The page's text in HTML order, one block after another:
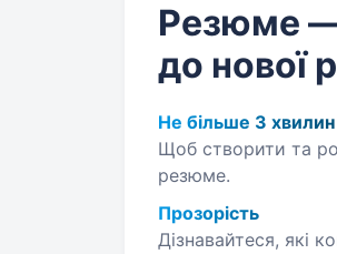
Резюме
до нової
Не більше 3 хвилин
Щоб створити та
резюме.
Прозорість
Дізнавайтеся, які